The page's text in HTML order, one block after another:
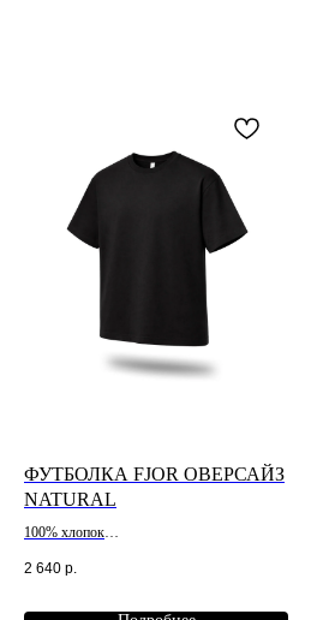
ФУТБОЛКА FJOR ОВЕРСАЙЗ
NATURAL
100% хлопок
2 640 р.